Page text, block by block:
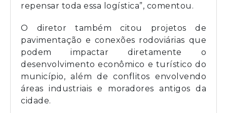
repensar toda essa logística”, comentou.
O diretor também citou projetos de
pavimentação e conexões rodoviárias que
podem impactar diretamente o
desenvolvimento econômico e turístico do
município, além de conflitos envolvendo
áreas industriais e moradores antigos da
cidade.